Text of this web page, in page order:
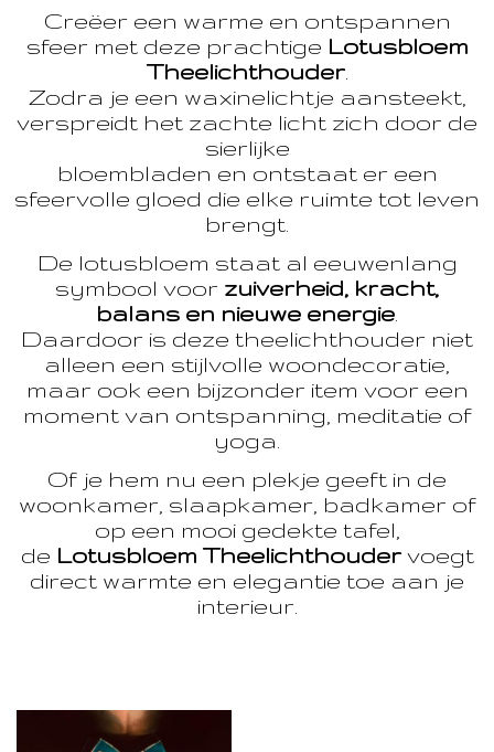
Creëer een warme en ontspannen
sfeer met deze prachtige Lotusbloem
Theelichthouder.
Zodra je een waxinelichtje aansteekt,
verspreidt het zachte licht zich door de
sierlijke
bloembladen en ontstaat er een
sfeervolle gloed die elke ruimte tot leven
brengt.
De lotusbloem staat al eeuwenlang
symbool voor zuiverheid, kracht,
balans en nieuwe energie
Daardoor is deze theelichthouder niet
alleen een stijlvolle woondecoratie,
maar ook een bijzonder item voor een
moment van ontspanning, meditatie of
yoga.
Of je hem nu een plekje geeft in de
woonkamer, slaapkamer, badkamer of
op een mooi gedekte tafel,
de Lotusbloem Theelichthoudervoegt
direct warmte en elegantie toe aan je
interieur.